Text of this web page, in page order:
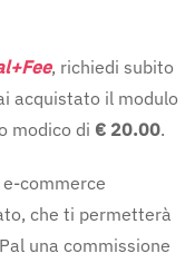
, richiedi subito
acquistato il modulo
modico di € 20.00.
commerce
che ti permetterà
una commissione